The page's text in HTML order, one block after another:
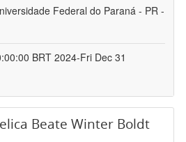
Federal do Paraná - PR -
BRT 2024-Fri Dec 31
Beate Winter Boldt